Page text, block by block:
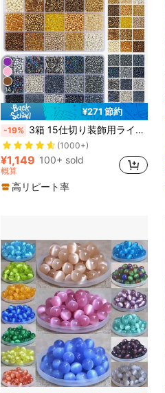
14
¥271 節約
-19% 3箱 15仕切り装飾用ライスビーズチューブ DIYクラフト ブレスレット ネックレス ジュエリー作り用 (ホワイト+ゴールド+ブラック)
売り切れ間近！
(1000+)
売り切れ間近！
(1000+)
売り切れ間近！
(1000+)
売り切れ間近！
¥1,149 100+ sold
概算
高リピート率